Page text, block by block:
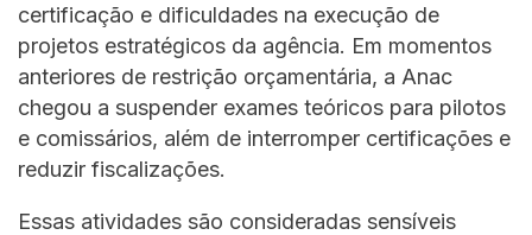
certificação e dificuldades na execução de
projetos estratégicos da agência. Em momentos
anteriores de restrição orçamentária, a Anac
chegou a suspender exames teóricos para pilotos
e comissários, além de interromper certificações e
reduzir fiscalizações.
Essas atividades são consideradas sensíveis